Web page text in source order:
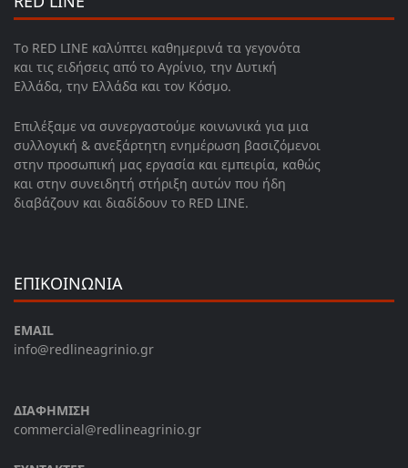
Το RED LINE καλύπτει καθημερινά τα γεγονότα
και τις ειδήσεις από το Αγρίνιο, την Δυτική
Ελλάδα, την Ελλάδα και τον Κόσμο.
Επιλέξαμε να συνεργαστούμε κοινωνικά για μια
συλλογική & ανεξάρτητη ενημέρωση βασιζόμενοι
στην προσωπική μας εργασία και εμπειρία, καθώς
και στην συνειδητή στήριξη αυτών που ήδη
διαβάζουν και διαδίδουν το RED LINE.
ΕΠΙΚΟΙΝΩΝΙΑ
EMAIL
info@redlineagrinio.gr
ΔΙΑΦΗΜΙΣΗ
commercial@redlineagrinio.gr